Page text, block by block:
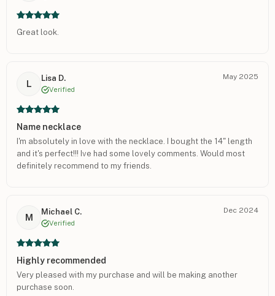
Great look.
L
Lisa D.
Verified
May 2025
Name necklace
I'm absolutely in love with the necklace. I bought the 14" length
and it's perfect!!! Ive had some lovely comments. Would most
definitely recommend to my friends.
M
Michael C.
Verified
Dec 2024
Highly recommended
Very pleased with my purchase and will be making another
purchase soon.